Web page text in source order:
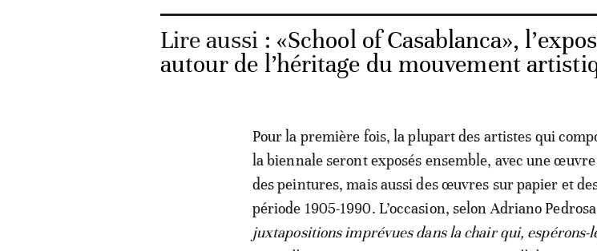
Lire aussi : «School of Casablanca»,
autour de l’héritage du mouvement
Pour la première fois, la plupart des artistes qui
la biennale seront exposés ensemble, avec une
des peintures, mais aussi des œuvres sur papier et
période 1905-1990. L’occasion, selon Adriano
juxtapositions imprévues dans la chair qui,